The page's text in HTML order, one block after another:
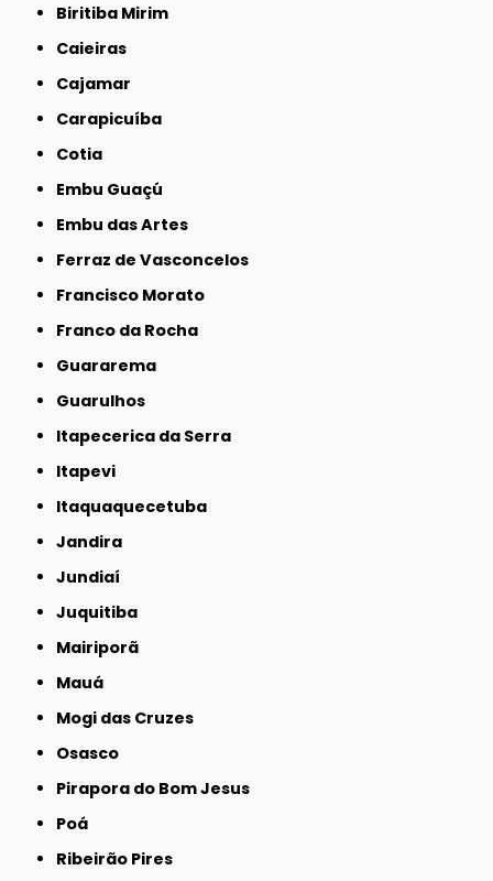
Biritiba Mirim
Caieiras
Cajamar
Carapicuíba
Cotia
Embu Guaçú
Embu das Artes
Ferraz de Vasconcelos
Francisco Morato
Franco da Rocha
Guararema
Guarulhos
Itapecerica da Serra
Itapevi
Itaquaquecetuba
Jandira
Jundiaí
Juquitiba
Mairiporã
Mauá
Mogi das Cruzes
Osasco
Pirapora do Bom Jesus
Poá
Ribeirão Pires